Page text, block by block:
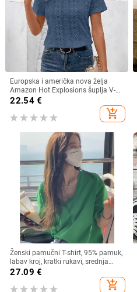
Europska i američka nova želja
Amazon Hot Explosions šuplja V-
izrez kratkih rukava s uskim
rukavima i šišmiš rukavima, nova
majica
22.54€
add_shopping_cart
Ženski pamučni T-shirt, 95% pamuk,
labav kroj, kratki rukavi, srednja
duljina, okrugli izrez
27.09 €
add_shopping_cart